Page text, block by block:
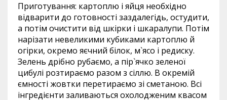
Приготування: картоплю і яйця необхідно
відварити до готовності заздалегідь, остудити,
а потім очистити від шкірки і шкаралупи. Потім
нарізати невеликими кубиками картоплю й
огірки, окремо яєчний білок, м`ясо і редиску.
Зелень дрібно рубаємо, а пір`ячко зеленої
цибулі розтираємо разом з сіллю. В окремій
ємності жовтки перетираємо зі сметаною. Всі
інгредієнти заливаються охолодженим квасом